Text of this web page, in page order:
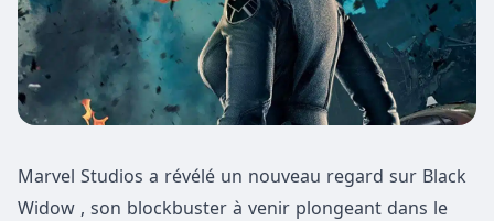
Marvel Studios a révélé un nouveau regard sur Black
Widow , son blockbuster à venir plongeant dans le